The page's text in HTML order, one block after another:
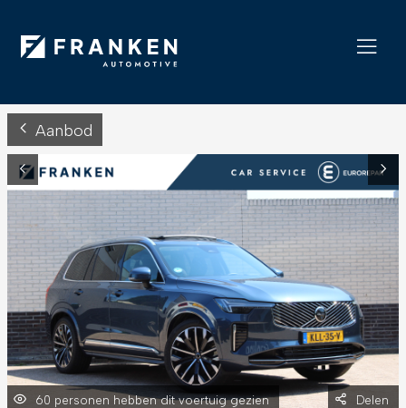
60 personen hebben dit voertuig gezien Delen
Aanbod